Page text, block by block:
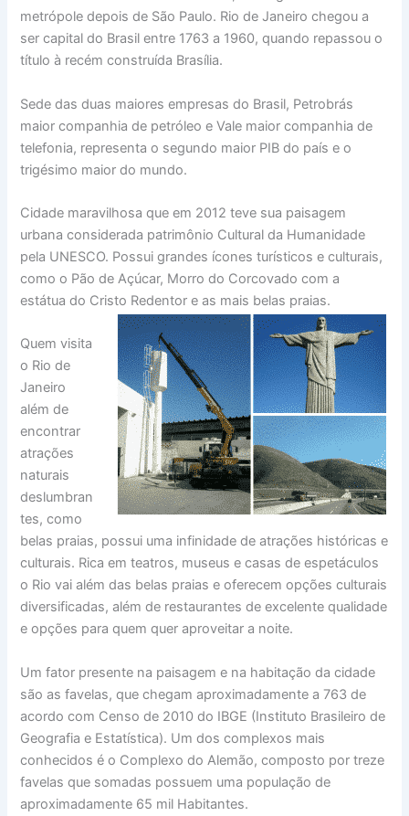
metrópole depois de São Paulo. Rio de Janeiro chegou a
ser capital do Brasil entre 1763 a 1960, quando repassou o
título à recém construída Brasília.
Sede das duas maiores empresas do Brasil, Petrobrás
maior companhia de petróleo e Vale maior companhia de
telefonia, representa o segundo maior PIB do país e o
trigésimo maior do mundo.
Cidade maravilhosa que em 2012 teve sua paisagem
urbana considerada patrimônio Cultural da Humanidade
pela UNESCO. Possui grandes ícones turísticos e culturais,
como o Pão de Açúcar, Morro do Corcovado com a
estátua do Cristo Redentor e as mais belas praias.
Quem visita
o Rio de
Janeiro
além de
encontrar
atrações
naturais
deslumbran
tes, como
belas praias, possui uma infinidade de atrações históricas e
culturais. Rica em teatros, museus e casas de espetáculos
o Rio vai além das belas praias e oferecem opções culturais
diversificadas, além de restaurantes de excelente qualidade
e opções para quem quer aproveitar a noite.
Um fator presente na paisagem e na habitação da cidade
são as favelas, que chegam aproximadamente a 763 de
acordo com Censo de 2010 do IBGE (Instituto Brasileiro de
Geografia e Estatística). Um dos complexos mais
conhecidos é o Complexo do Alemão, composto por treze
favelas que somadas possuem uma população de
aproximadamente 65 mil Habitantes.